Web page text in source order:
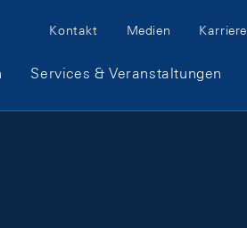
Meta Navigation
Kontakt Medien Karriere
Services & Veranstaltungen